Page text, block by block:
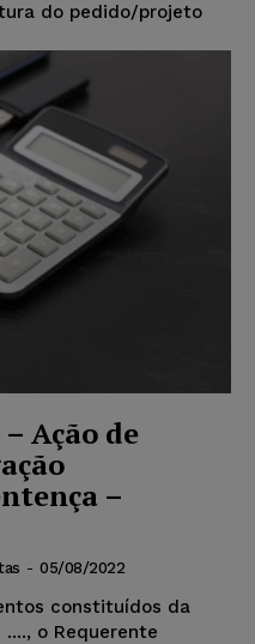
do pedido/projeto
Ação de
–
- 05/08/2022
constituídos da
o Requerente